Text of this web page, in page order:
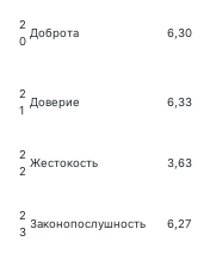
2
0
Доброта 6,30
2
1
Доверие 6,33
2
2
Жестокость 3,63
2
3
Законопослушность 6,27